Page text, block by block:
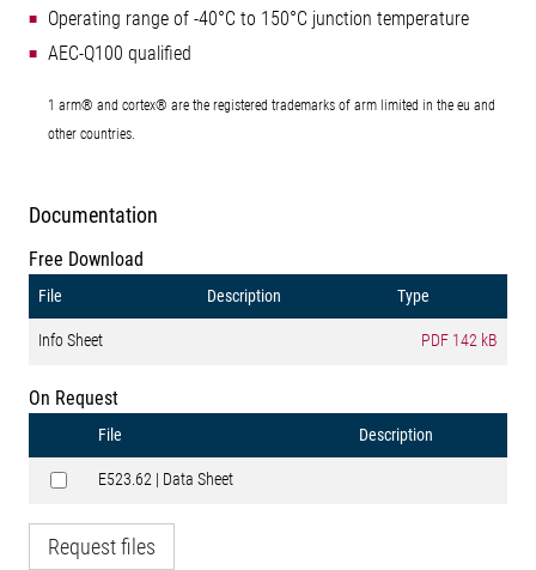
Operating range of -40°C to 150°C junction temperature
AEC-Q100 qualified
1 arm® and cortex® are the registered trademarks of arm limited in the eu and
other countries.
Documentation
Free Download
File Description Type
Info Sheet PDF 142 kB
On Request
File Description
E523.62 | Data Sheet
Request files